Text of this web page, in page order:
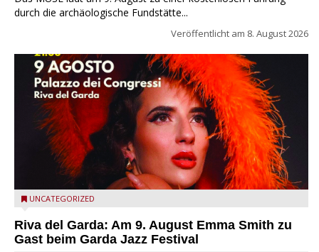
durch die archäologische Fundstätte...
Veröffentlicht am 8. August 2026
Riva del Garda - Emma Smith zu Gast beim Garda Jazz
UNCATEGORIZED
Riva del Garda: Am 9. August Emma Smith zu
Gast beim Garda Jazz Festival